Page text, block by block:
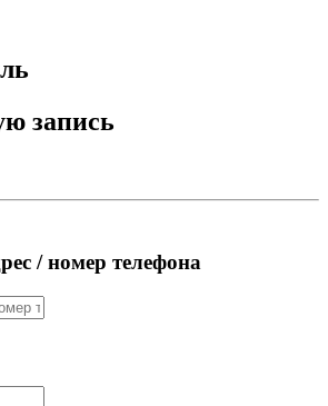
запись
/ номер телефона